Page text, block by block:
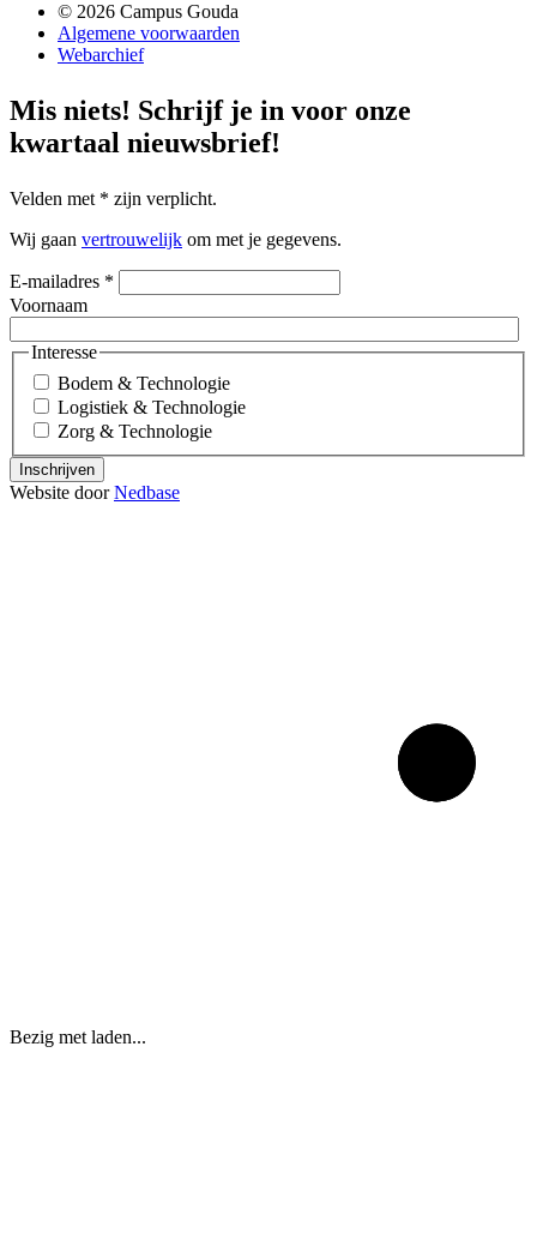
© 2026 Campus Gouda
Algemene voorwaarden
Webarchief
Mis niets! Schrijf je in voor onze
kwartaal nieuwsbrief!
Velden met * zijn verplicht.
Wij gaan vertrouwelijk om met je gegevens.
E-mailadres *
Voornaam
Interesse
Bodem & Technologie
Logistiek & Technologie
Zorg & Technologie
Inschrijven
Website doorNedbase
Bezig met laden...